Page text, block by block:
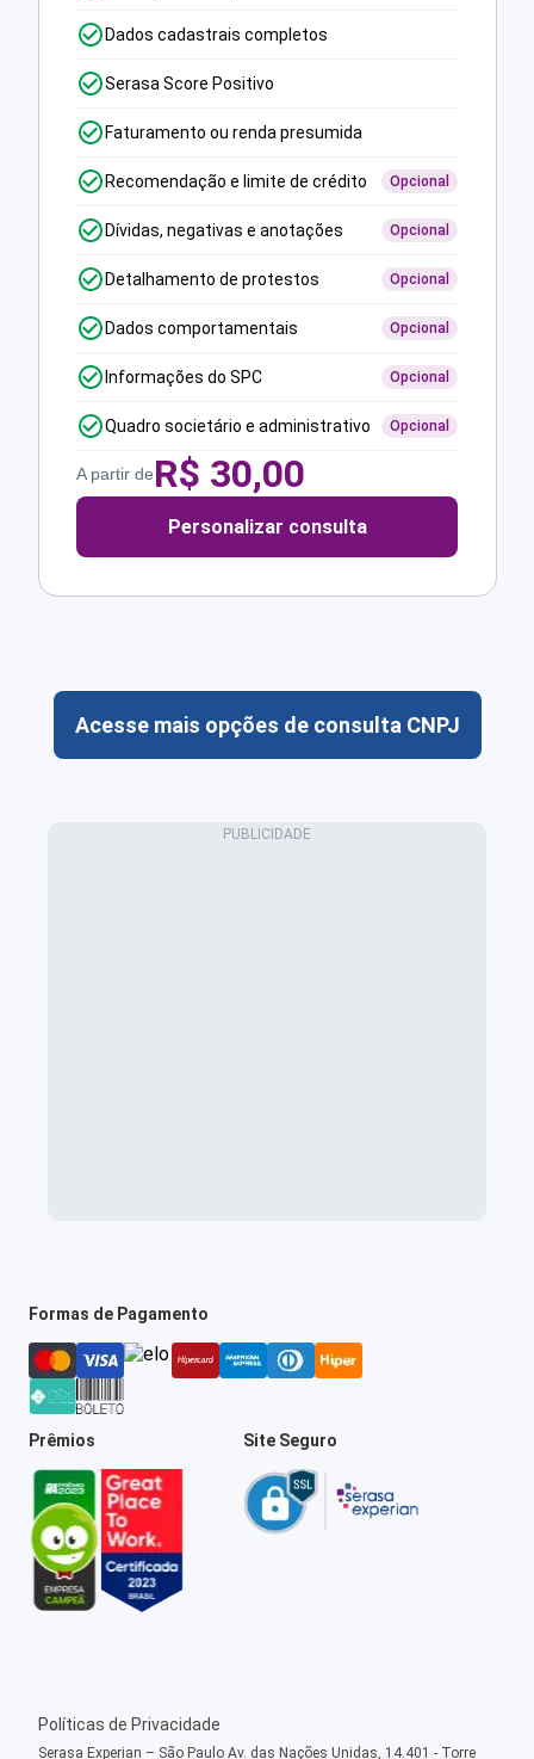
Dados cadastrais completos
Serasa Score Positivo
Faturamento ou renda presumida
Recomendação e limite de crédito Opcional
Dívidas, negativas e anotações Opcional
Detalhamento de protestos Opcional
Dados comportamentais Opcional
Informações do SPC Opcional
Quadro societário e administrativo Opcional
A partir deR$ 30,00
Personalizar consulta
Acesse mais opções de consulta CNPJ
Formas de Pagamento
Prêmios Site Seguro
Políticas de Privacidade
Serasa Experian – São Paulo Av. das Nações Unidas, 14.401 - Torre